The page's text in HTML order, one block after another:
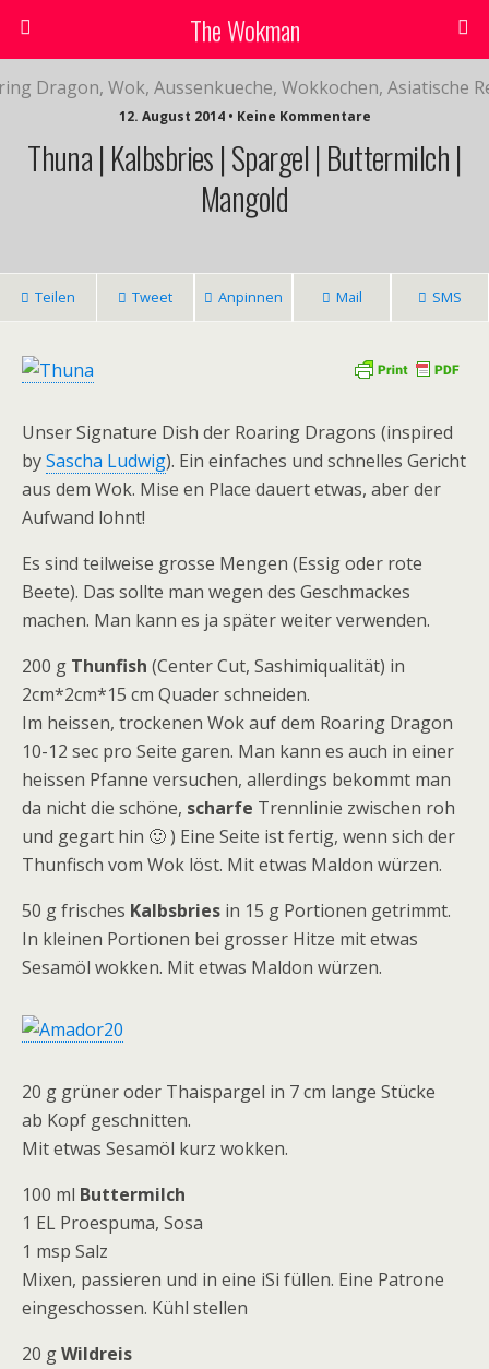
The Wokman
12. August 2014 • Keine Kommentare
Thuna | Kalbsbries | Spargel | Buttermilch |
Mangold
Teilen Tweet Anpinnen Mail SMS
Unser Signature Dish der Roaring Dragons (inspired
bySascha Ludwig). Ein einfaches und schnelles Gericht
aus dem Wok. Mise en Place dauert etwas, aber der
Aufwand lohnt!
Es sind teilweise grosse Mengen (Essig oder rote
Beete). Das sollte man wegen des Geschmackes
machen. Man kann es ja später weiter verwenden.
200 g Thunfish (Center Cut, Sashimiqualität) in
2cm*2cm*15 cm Quader schneiden.
Im heissen, trockenen Wok auf dem Roaring Dragon
10-12 sec pro Seite garen. Man kann es auch in einer
heissen Pfanne versuchen, allerdings bekommt man
da nicht die schöne, scharfe Trennlinie zwischen roh
und gegart hin 🙂 ) Eine Seite ist fertig, wenn sich der
Thunfisch vom Wok löst. Mit etwas Maldon würzen.
50 g frisches Kalbsbries in 15 g Portionen getrimmt.
In kleinen Portionen bei grosser Hitze mit etwas
Sesamöl wokken. Mit etwas Maldon würzen.
20 g grüner oder Thaispargel in 7 cm lange Stücke
ab Kopf geschnitten.
Mit etwas Sesamöl kurz wokken.
100 ml Buttermilch
1 EL Proespuma, Sosa
1 msp Salz
Mixen, passieren und in eine iSi füllen. Eine Patrone
eingeschossen. Kühl stellen
20 gWildreis